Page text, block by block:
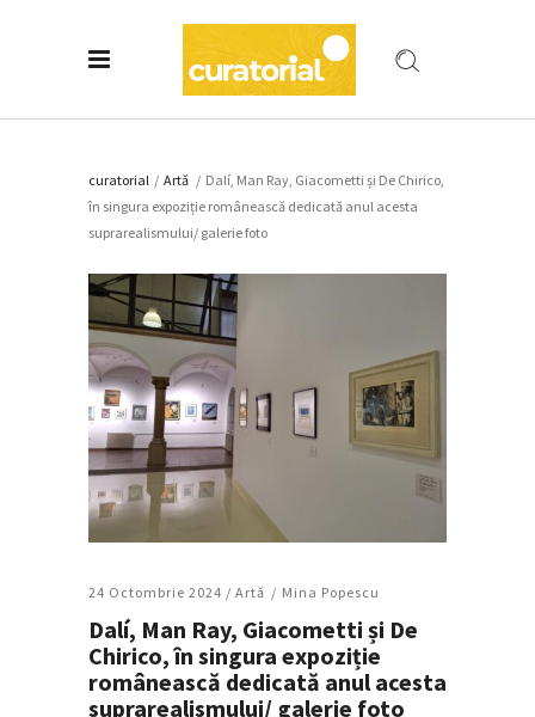
curatorial / Artǎ / Dalí, Man Ray, Giacometti și De Chirico,
în singura expoziție românească dedicată anul acesta
suprarealismului/ galerie foto
24 Octombrie 2024 / Artǎ Mina Popescu
Dalí, Man Ray, Giacometti și De
Chirico, în singura expoziție
românească dedicată anul acesta
suprarealismului/ galerie foto